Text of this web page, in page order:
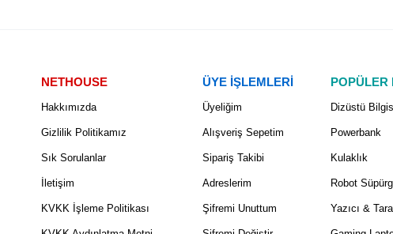
NETHOUSE
Hakkımızda
Gizlilik Politikamız
Sık Sorulanlar
İletişim
KVKK İşleme Politikası
ÜYE İŞLEMLERİ
Üyeliğim
Alışveriş Sepetim
Sipariş Takibi
Adreslerim
Şifremi Unuttum
POPÜLER
Dizüstü
Powerbank
Kulaklık
Robot
Yazıcı &